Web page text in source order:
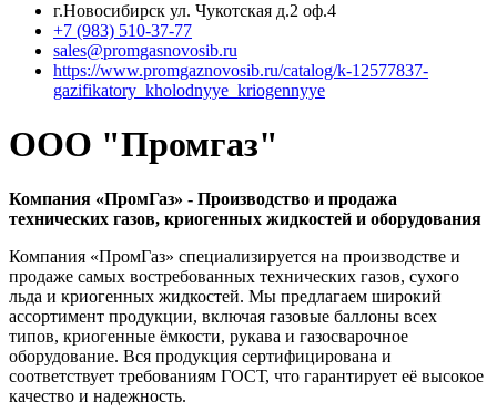
г.Новосибирск ул. Чукотская д.2 оф.4
+7 (983) 510-37-77
sales@promgasnovosib.ru
https://www.promgaznovosib.ru/catalog/k-12577837-
gazifikatory_kholodnyye_kriogennyye
ООО "Промгаз"
Компания «ПромГаз» - Производство и продажа
технических газов, криогенных жидкостей и оборудования
Компания «ПромГаз» специализируется на производстве и
продаже самых востребованных технических газов, сухого
льда и криогенных жидкостей. Мы предлагаем широкий
ассортимент продукции, включая газовые баллоны всех
типов, криогенные ёмкости, рукава и газосварочное
оборудование. Вся продукция сертифицирована и
соответствует требованиям ГОСТ, что гарантирует её высокое
качество и надежность.